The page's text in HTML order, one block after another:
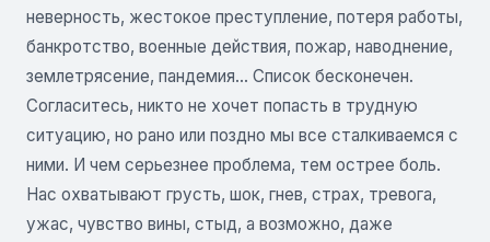
неверность, жестокое преступление, потеря работы,
банкротство, военные действия, пожар, наводнение,
землетрясение, пандемия... Список бесконечен.
Согласитесь, никто не хочет попасть в трудную
ситуацию, но рано или поздно мы все сталкиваемся с
ними. И чем серьезнее проблема, тем острее боль.
Нас охватывают грусть, шок, гнев, страх, тревога,
ужас, чувство вины, стыд, а возможно, даже